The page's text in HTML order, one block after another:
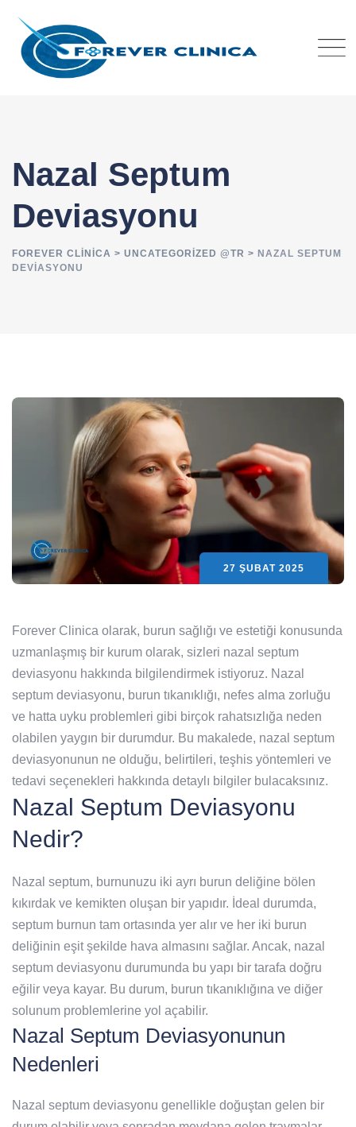
content
Nazal Septum
Deviasyonu
FOREVER CLINICA > UNCATEGORIZED @TR > NAZAL SEPTUM
DEVIASYONU
27 ŞUBAT 2025
Forever Clinica olarak, burun sağlığı ve estetiği konusunda
uzmanlaşmış bir kurum olarak, sizleri nazal septum
deviasyonu hakkında bilgilendirmek istiyoruz. Nazal
septum deviasyonu, burun tıkanıklığı, nefes alma zorluğu
ve hatta uyku problemleri gibi birçok rahatsızlığa neden
olabilen yaygın bir durumdur. Bu makalede, nazal septum
deviasyonunun ne olduğu, belirtileri, teşhis yöntemleri ve
tedavi seçenekleri hakkında detaylı bilgiler bulacaksınız.
Nazal Septum Deviasyonu
Nedir?
Nazal septum, burnunuzu iki ayrı burun deliğine bölen
kıkırdak ve kemikten oluşan bir yapıdır. İdeal durumda,
septum burnun tam ortasında yer alır ve her iki burun
deliğinin eşit şekilde hava almasını sağlar. Ancak, nazal
septum deviasyonu durumunda bu yapı bir tarafa doğru
eğilir veya kayar. Bu durum, burun tıkanıklığına ve diğer
solunum problemlerine yol açabilir.
Nazal Septum Deviasyonunun
Nedenleri
Nazal septum deviasyonu genellikle doğuştan gelen bir